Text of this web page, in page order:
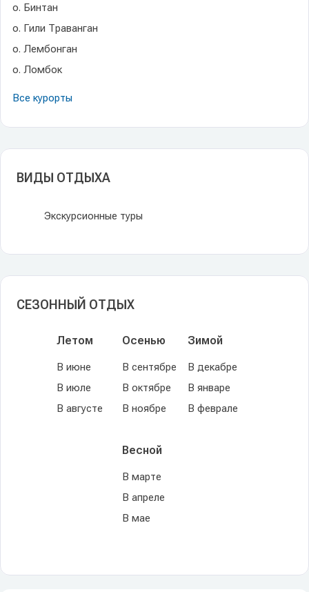
о. Бинтан
о. Гили Траванган
о. Лембонган
о. Ломбок
Все курорты
ВИДЫ ОТДЫХА
Экскурсионные туры
СЕЗОННЫЙ ОТДЫХ
Летом
В июне
В июле
В августе
Осенью
В сентябре
В октябре
В ноябре
Зимой
В декабре
В январе
В феврале
Весной
В марте
В апреле
В мае